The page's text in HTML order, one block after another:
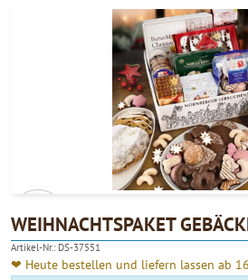
4.90
WEIHNACHTSPAKET
Artikel-Nr.: DS-37551
❤ Heute bestellen und liefern lassen ab